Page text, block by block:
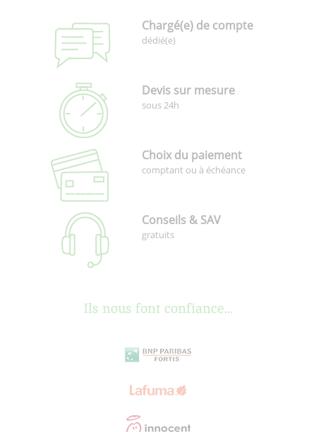
Chargé(e) de compte
dédié(e)
Devis sur mesure
sous 24h
Choix du paiement
comptant ou à échéance
Conseils & SAV
gratuits
Ils nous font confiance...